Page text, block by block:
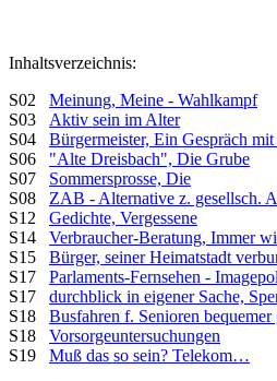
Inhaltsverzeichnis:
S02 Meinung, Meine - Wahlkampf
S03 Aktiv sein im Alter
S04 Bürgermeister, Ein Gespräch mit
S06 "Alte Dreisbach", Die Grube
S07 Sommersprosse, Die
S08 ZAB - Alternative z. gesellsch.
S12 Gedichte, Vergessene
S14 Verbraucher-Beratung, Immer
S15 Bürger, seiner Heimatstadt
S17 Parlaments-Fernsehen -
S17 durchblick in eigener Sache,
S18 Busfahren f. Senioren bequemer
S18 Vorsorgeuntersuchungen
S19 Muß das so sein? Telekom…